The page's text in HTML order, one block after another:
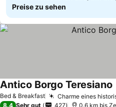
Preise zu sehen
Bed & Breakfast Charme eines
Antico Borgo Teresiano
8.4 Sehr gut 427 0.6 km bis